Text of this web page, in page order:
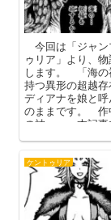
今回は「ジャン
ゥリア」より、
します。 「海の
持つ異形の超越
ディアナを娘と
のままです。 作
の神」。 本記事
ケントゥリア